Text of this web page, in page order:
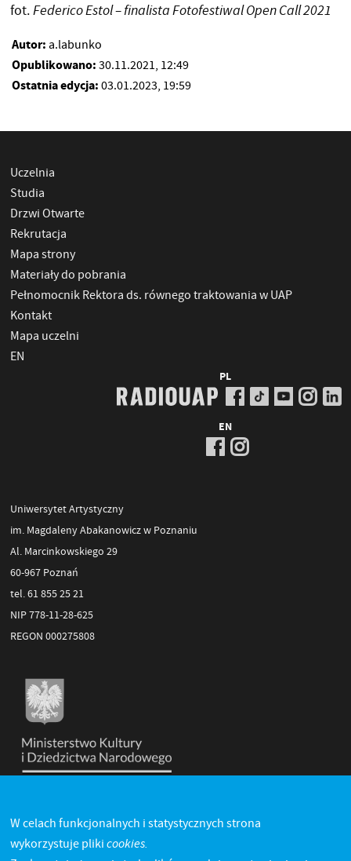
fot.Federico Estol – finalista Fotofestiwal Open Call 2021
Autor: a.labunko
Opublikowano: 30.11.2021, 12:49
Ostatnia edycja: 03.01.2023, 19:59
Uczelnia
Studia
Drzwi Otwarte
Rekrutacja
Mapa strony
Materiały do pobrania
Pełnomocnik Rektora ds. równego traktowania w UAP
Kontakt
Mapa uczelni
EN
PL
EN
Uniwersytet Artystyczny
im. Magdaleny Abakanowicz w Poznaniu
Al. Marcinkowskiego 29
60-967 Poznań
tel. 61 855 25 21
NIP 778-11-28-625
REGON 000275808
W celach funkcjonalnych i statystycznych strona
wykorzystuje pliki cookies.